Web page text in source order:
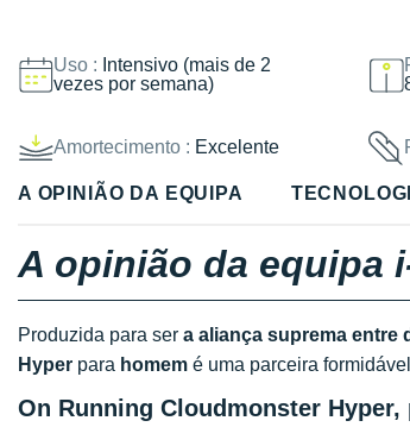
Uso : Intensivo (mais de 2
vezes por semana)
Amortecimento : Excelente
A OPINIÃO DA EQUIPA
A opinião da equipa
Produzida para ser a aliança suprema entre
Hyper para homem é uma parceira
On Running Cloudmonster